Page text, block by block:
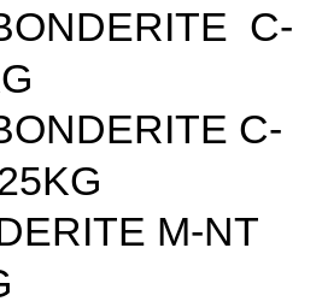
C-
C-
M-NT